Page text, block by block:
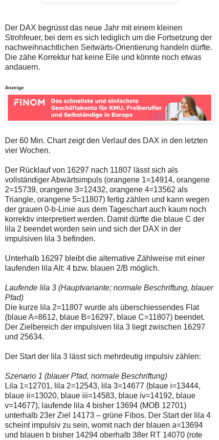
die
Netiquette
oder
ein
Missbrauch
der
Bitte
überprüfen
Sie
Browsereinstellungen
Ihre
Internetverbindung
und
Sie
es
zu
einem
späteren
Zeitpunkt
noch
einmal.
Sollte
das
weiterbestehen
bitte
ich
Kontaktaufnahme
per
Mail
robbys-
elliottwellen@online.de.
Bis
zur
Lösung
Problems
Post
auch
auf
der
Plattform
wallstreet-
online.de
verfügbar.
Post
auch
auf
der
Plattform
wallstreet-
Der DAX begrüsst das neue Jahr mit einem kleinen
Strohfeuer, bei dem es sich lediglich um die Fortsetzung der
nachweihnachtlichen Seitwärts-Orientierung handeln dürfte.
Die zähe Korrektur hat keine Eile und könnte noch etwas
andauern.
Anzeige
Der 60 Min. Chart zeigt den Verlauf des DAX in den letzten
vier Wochen.
Der Rücklauf von 16297 nach 11807 lässt sich als
vollständiger Abwärtsimpuls (orangene 1=14914, orangene
2=15739, orangene 3=12432, orangene 4=13562 als
Triangle, orangene 5=11807) fertig zählen und kann wegen
der grauen 0-b-Linie aus dem Tageschart auch kaum noch
korrektiv interpretiert werden. Damit dürfte die blaue C der
lila 2 beendet worden sein und sich der DAX in der
impulsiven lila 3 befinden.
Unterhalb 16297 bleibt die alternative Zählweise mit einer
laufenden lila Alt: 4 bzw. blauen 2/B möglich.
Laufende lila 3 (Hauptvariante; normale Beschriftung, blauer
Pfad)
Die kurze lila 2=11807 wurde als überschiessendes Flat
(blaue A=8612, blaue B=16297, blaue C=11807) beendet.
Der Zielbereich der impulsiven lila 3 liegt zwischen 16297
und 25634.
Der Start der lila 3 lässt sich mehrdeutig impulsiv zählen:
Szenario 1 (blauer Pfad, normale Beschriftung)
Lila 1=12701, lila 2=12543, lila 3=14677 (blaue i=13444,
blaue ii=13020, blaue iii=14583, blaue iv=14192, blaue
v=14677), laufende lila 4 bisher 13694 (MOB 12701)
unterhalb 23er Ziel 14173 – grüne Fibos. Der Start der lila 4
scheint impulsiv zu sein, womit nach der blauen a=13694
und blauen b bisher 14294 oberhalb 38er RT 14070 (rote